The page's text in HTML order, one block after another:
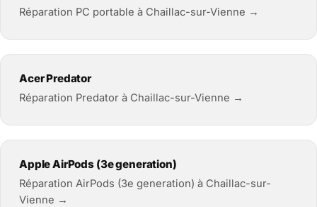
Réparation PC portable à Chaillac-sur-Vienne →
Acer Predator
Réparation Predator à Chaillac-sur-Vienne →
Apple AirPods (3e generation)
Réparation AirPods (3e generation) à Chaillac-sur-
Vienne →